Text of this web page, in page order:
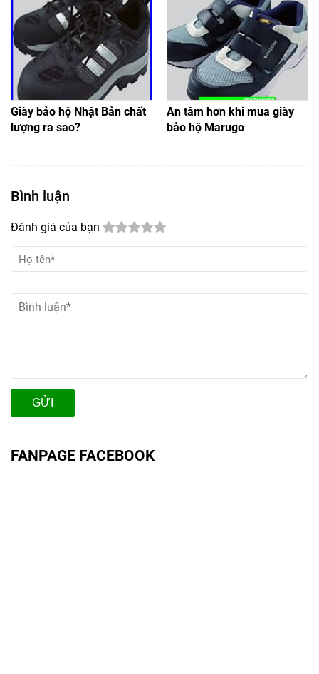
Giày bảo hộ Nhật Bản chất
lượng ra sao?
An tâm hơn khi mua giày
bảo hộ Marugo
Bình luận
Đánh giá của bạn
GỬI
FANPAGE FACEBOOK